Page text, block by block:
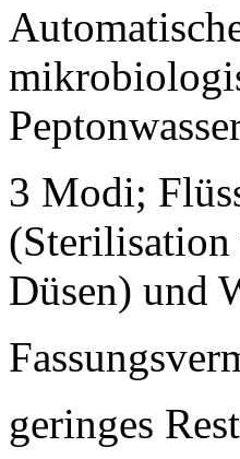
3 Modi;
(Sterilisation
Düsen) und
geringes